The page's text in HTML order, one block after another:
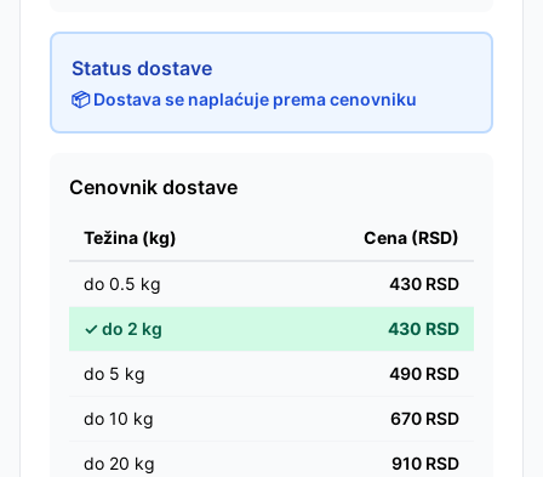
Status dostave
📦 Dostava se naplaćuje prema cenovniku
Cenovnik dostave
Težina (kg) Cena (RSD)
do 0.5 kg 430 RSD
✓do 2 kg 430 RSD
do 5 kg 490 RSD
do 10 kg 670 RSD
do 20 kg 910 RSD